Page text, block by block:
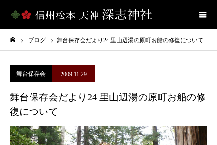
ブログ 舞台保存会だより24 里山辺湯の原町お船の修復について
舞台保存会 2009.11.29
舞台保存会だより24 里山辺湯の原町お船の修
復について